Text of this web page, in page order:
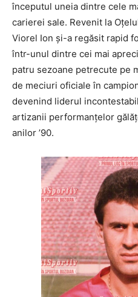
începutul uneia dintre cele
carierei sale. Revenit la
Viorel Ion și-a regăsit rapid
într-unul dintre cei mai
patru sezoane petrecute pe
de meciuri oficiale în
devenind liderul
artizanii performanțelor
anilor ’90.